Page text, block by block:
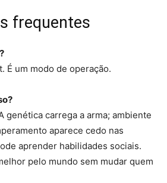
frequentes
É um modo de operação.
genética carrega a arma; ambiente
aparece cedo nas
aprender habilidades sociais.
pelo mundo sem mudar quem